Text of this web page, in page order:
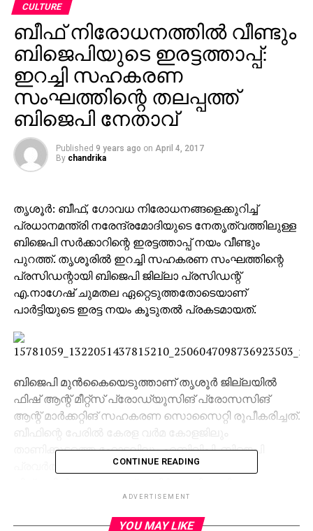
CULTURE
ബീഫ് നിരോധനത്തില്‍ വീണ്ടും
ബിജെപിയുടെ ഇരട്ടത്താപ്പ്:
ഇറച്ചി സഹകരണ
സംഘത്തിന്റെ തലപ്പത്ത്
ബിജെപി നേതാവ്
Published 9 years ago on April 4, 2017
By chandrika
തൃശൂര്‍: ബീഫ്, ഗോവധ നിരോധനങ്ങളെക്കുറിച്ച്
പ്രധാനമന്ത്രി നരേന്ദ്രമോദിയുടെ നേതൃത്വത്തിലുള്ള
ബിജെപി സര്‍ക്കാറിന്റെ ഇരട്ടത്താപ്പ് നയം വീണ്ടും
പുറത്ത്. തൃശൂരില്‍ ഇറച്ചി സഹകരണ സംഘത്തിന്റെ
പ്രസിഡന്റായി ബിജെപി ജില്ലാ പ്രസിഡന്റ്
എ.നാഗേഷ് ചുമതല ഏറ്റെടുത്തതോടെയാണ്
പാര്‍ട്ടിയുടെ ഇരട്ട നയം കൂടുതല്‍ പ്രകടമായത്.
ബിജെപി മുന്‍കൈയെടുത്താണ് തൃശൂര്‍ ജില്ലയില്‍
ഫിഷ് ആന്റ് മീറ്റ്‌സ് പ്രോഡ്യൂസിങ് പ്രോസസിങ്
ആന്റ് മാര്‍ക്കറ്റിങ് സഹകരണ സൊസൈറ്റി രൂപീകരിച്ചത്.
ബീഫിന്റെ പേരില്‍ കേരള വര്‍മ കോളജിലും
താണിക്കുടത്തെ ഹോട്ടലിലും എബിവിപി-ബിജെപി
പ്രവര്‍ത്തകര്‍ അക്രമം അഴിച്ചുവിട്ടിരുന്നു. ഇതേ
നേതാക്കളുടെ നേതൃത്വത്തില്‍ ഇറച്ചി സഹകരണ
സംഘം പ്രവര്‍ത്തിക്കുന്നത് എന്നത് ശ്രദ്ധേയമാണ്.
CONTINUE READING
ADVERTISEMENT
YOU MAY LIKE